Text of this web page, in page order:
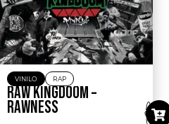
VINILO RAP
RAW KINGDOOM –
RAWNESS